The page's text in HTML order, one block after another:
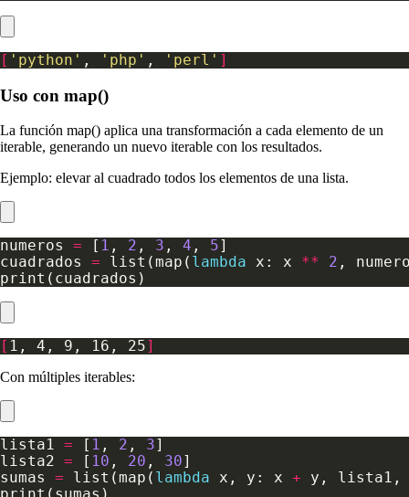
[ 'python' , 'php' , 'perl' ]
Uso con map()
La función map() aplica una transformación a cada elemento de un
iterable, generando un nuevo iterable con los resultados.
Ejemplo: elevar al cuadrado todos los elementos de una lista.
numeros = [ 1 , 2 , 3 , 4 , 5
cuadrados = list(map( lambda x: x **
2
[ 1, 4, 9, 16, 25]
Con múltiples iterables:
lista1 = [ 1 , 2 , 3
lista2 = [ 10 , 20 , 30
sumas = list(map( lambda x, y: x +